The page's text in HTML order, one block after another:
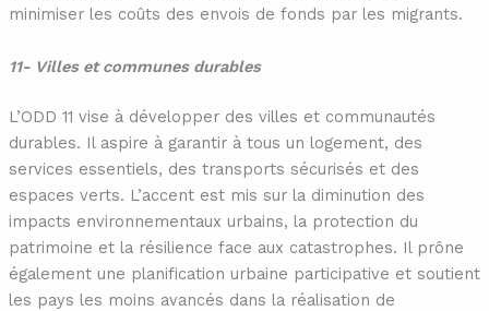
minimiser les coûts des envois de fonds par les migrants.
11- Villes et communes durables
L’ODD 11 vise à développer des villes et communautés
durables. Il aspire à garantir à tous un logement, des
services essentiels, des transports sécurisés et des
espaces verts. L’accent est mis sur la diminution des
impacts environnementaux urbains, la protection du
patrimoine et la résilience face aux catastrophes. Il prône
également une planification urbaine participative et soutient
les pays les moins avancés dans la réalisation de